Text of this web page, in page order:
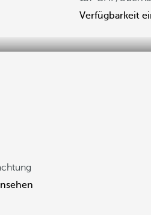
Verfügbarkeit